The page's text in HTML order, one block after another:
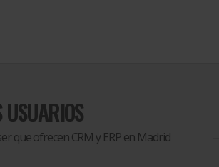
USUARIOS
que ofrecenCRM y ERP en Madrid